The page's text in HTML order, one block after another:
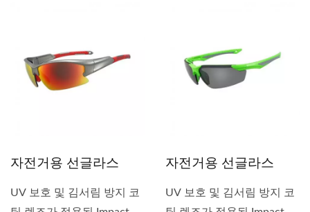
자전거용 선글라스
UV 보호 및 김서림 방지 코
자전거용 선글라스
UV 보호 및 김서림 방지 코